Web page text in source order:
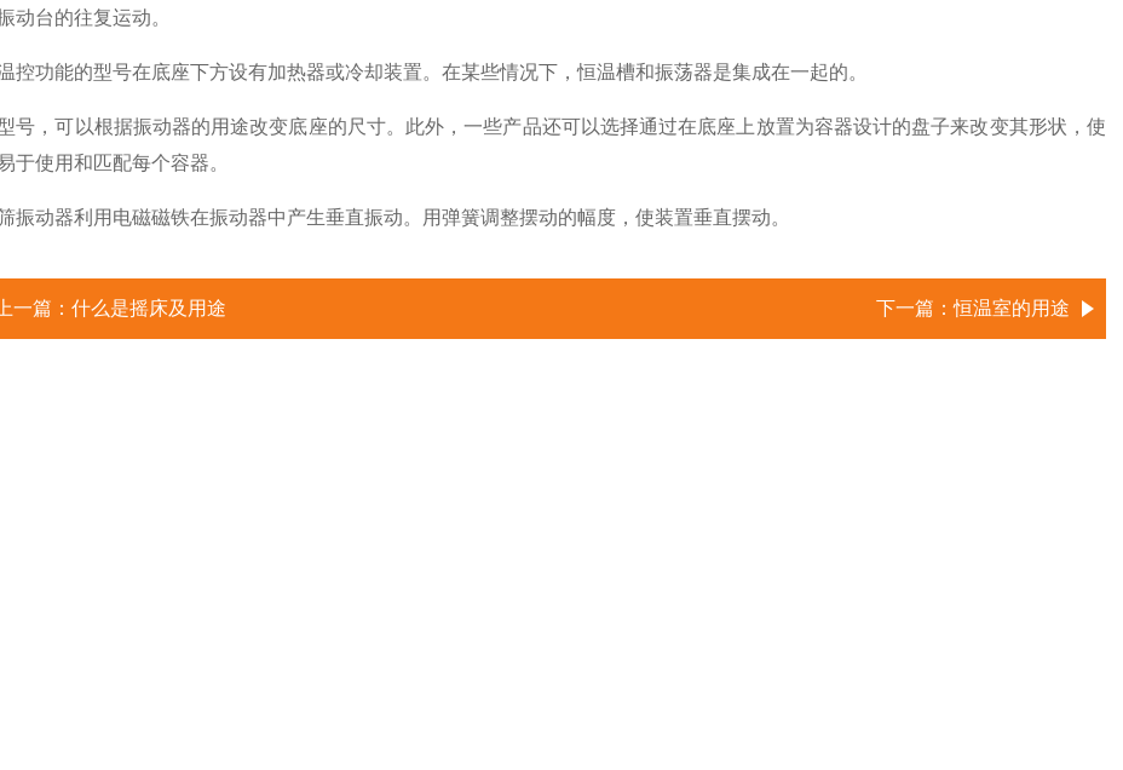
动台的往复运动。
控功能的型号在底座下方设有加热器或冷却装置。在某些情况下，恒温槽和振荡器是集成在一起的。
号，可以根据振动器的用途改变底座的尺寸。此外，一些产品还可以选择通过在底座上放置为容器设计的盘子来改变其形状，使
于使用和匹配每个容器。
振动器利用电磁磁铁在振动器中产生垂直振动。用弹簧调整摆动的幅度，使装置垂直摆动。
上一篇： 什么是摇床及用途 下一篇：恒温室的用途